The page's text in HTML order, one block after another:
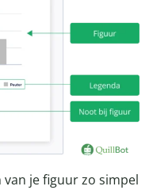
je figuur zo simpel